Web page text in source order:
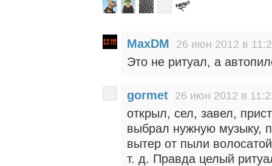
MaxDM 26 июн 2012 в
Это не ритуал, а
gormet 26 июн 2012 в
открыл, сел, завел,
выбрал нужную музыку,
вытер от пыли
т. д. Правда целый